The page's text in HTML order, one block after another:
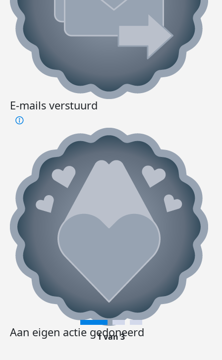
E-mails verstuurd
Aan eigen actie gedoneerd
1 van 3